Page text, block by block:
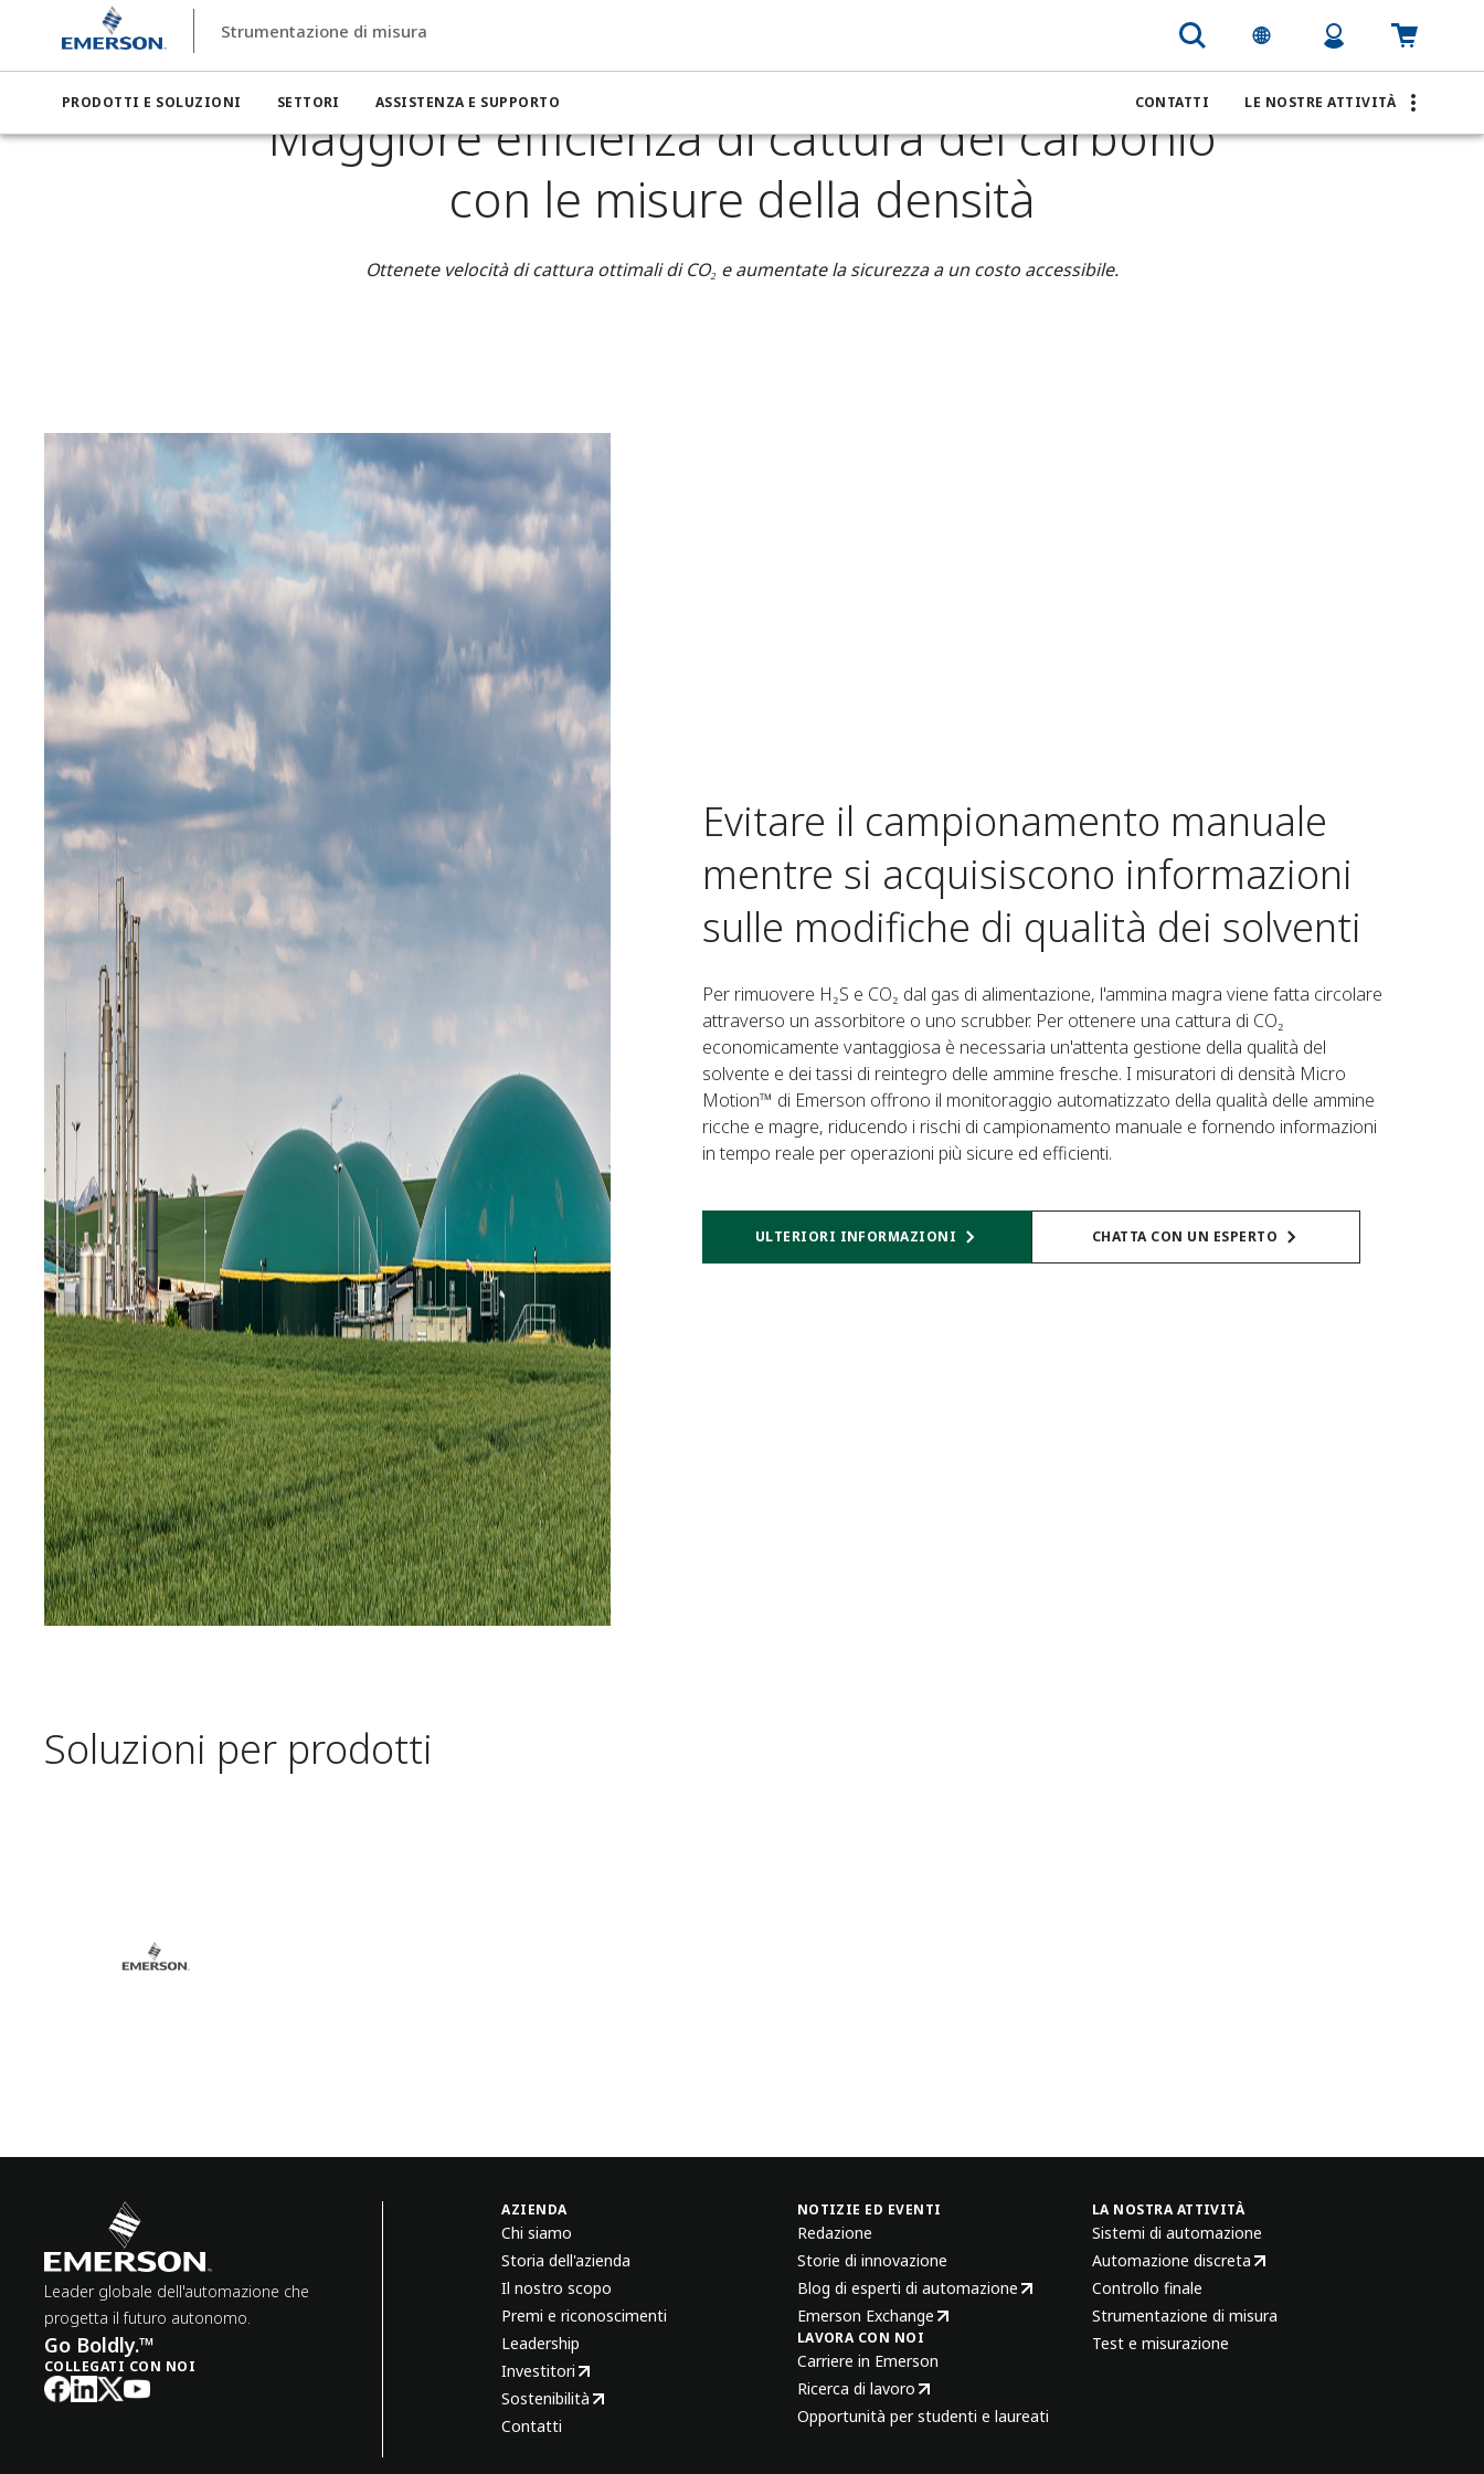
Strumentazione di misura
PRODOTTI E SOLUZIONI SETTORI ASSISTENZA E SUPPORTO CONTATTI LE NOSTRE ATTIVITÀ
Strumentazione di misura Maggiore efficienza di cattura del carbonio con le misure della densità
Maggiore efficienza di cattura del carbonio
con le misure della densità
Ottenete velocità di cattura ottimali di CO₂ e aumentate la sicurezza a un costo accessibile.
Evitare il campionamento manuale
mentre si acquisiscono informazioni
sulle modifiche di qualità dei solventi
Per rimuovere H₂S e CO₂ dal gas di alimentazione, l'ammina magra viene fatta circolare
attraverso un assorbitore o uno scrubber. Per ottenere una cattura di CO₂
economicamente vantaggiosa è necessaria un'attenta gestione della qualità del
solvente e dei tassi di reintegro delle ammine fresche. I misuratori di densità Micro
Motion™ di Emerson offrono il monitoraggio automatizzato della qualità delle ammine
ricche e magre, riducendo i rischi di campionamento manuale e fornendo informazioni
in tempo reale per operazioni più sicure ed efficienti.
ULTERIORI INFORMAZIONI CHATTA CON UN ESPERTO
Soluzioni per prodotti
Leader globale dell'automazione che
progetta il futuro autonomo.
Go Boldly.™
COLLEGATI CON NOI
AZIENDA
Chi siamo
Storia dell'azienda
Il nostro scopo
Premi e riconoscimenti
Leadership
Investitori
Sostenibilità
Contatti
NOTIZIE ED EVENTI
Redazione
Storie di innovazione
Blog di esperti di automazione
Emerson Exchange
LAVORA CON NOI
Carriere in Emerson
Ricerca di lavoro
Opportunità per studenti e laureati
LA NOSTRA ATTIVITÀ
Sistemi di automazione
Automazione discreta
Controllo finale
Strumentazione di misura
Test e misurazione